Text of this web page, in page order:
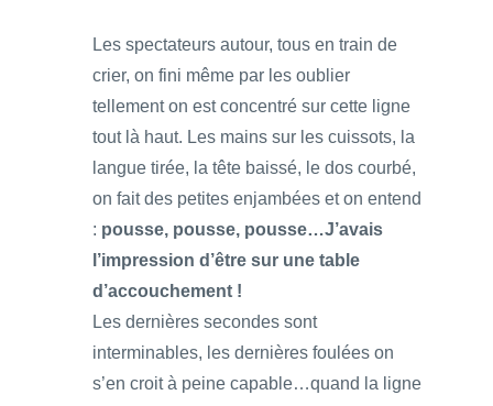
Les spectateurs autour, tous en train de
crier, on fini même par les oublier
tellement on est concentré sur cette ligne
tout là haut. Les mains sur les cuissots, la
langue tirée, la tête baissé, le dos courbé,
on fait des petites enjambées et on entend
: pousse, pousse, pousse…J’avais
l’impression d’être sur une table
d’accouchement !
Les dernières secondes sont
interminables, les dernières foulées on
s’en croit à peine capable…quand la ligne